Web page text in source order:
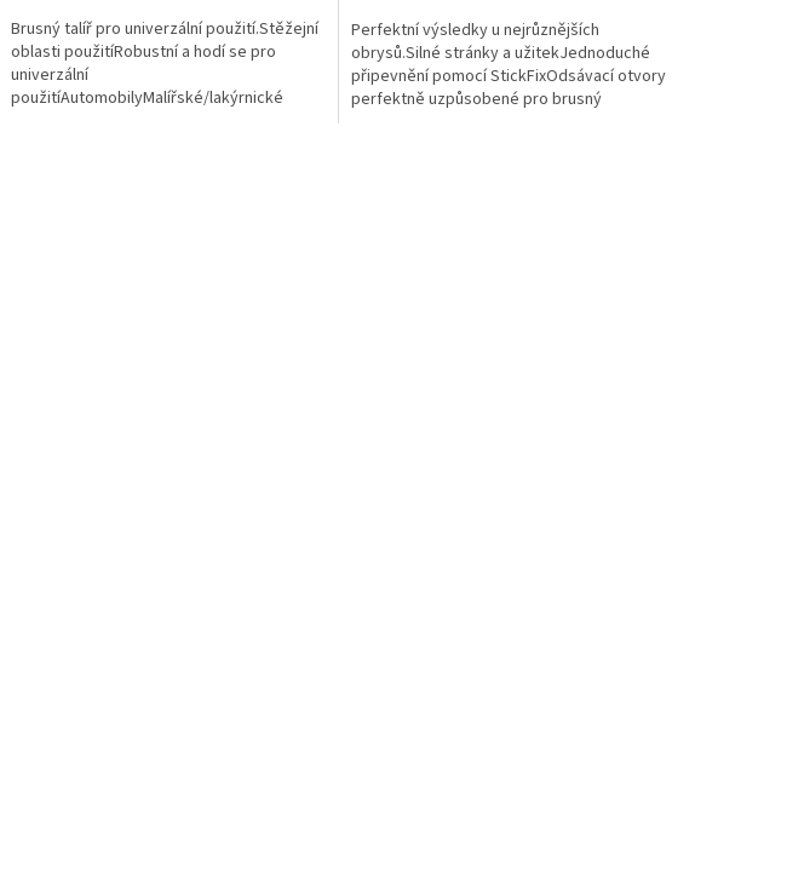
Brusný talíř pro univerzální použití.Stěžejní
oblasti použitíRobustní a hodí se pro
univerzální
použitíAutomobilyMalířské/lakýrnické
Perfektní výsledky u nejrůznějších
obrysů.Silné stránky a užitekJednoduché
připevnění pomocí StickFixOdsávací otvory
perfektně uzpůsobené pro brusný